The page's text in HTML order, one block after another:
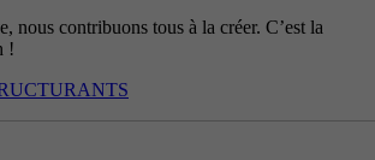
nous contribuons tous à la créer. C’est la
!